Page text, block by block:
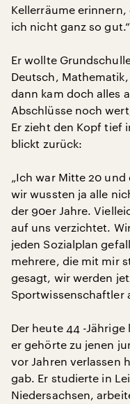
Kellerräume
ich nicht ganz so gut.“
Er wollte
Deutsch,
dann kam doch alles
Abschlüsse noch
Er zieht den Kopf tief
blickt zurück:
„Ich war Mitte 20
wir wussten ja alle
der 90er Jahre.
auf uns verzichtet.
jeden Sozialplan
mehrere, die mit mir
gesagt, wir werden
Sportwissenschaftler
Der heute 44 -
er gehörte zu jenen
vor Jahren verlassen
gab. Er studierte in
Niedersachsen,